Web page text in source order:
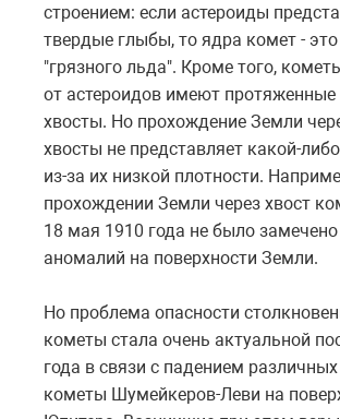
строением: если астероиды
твердые глыбы, то ядра комет -
"грязного льда". Кроме того,
от астероидов имеют протяженные
хвосты. Но прохождение Земли
хвосты не представляет какой-
из-за их низкой плотности.
прохождении Земли через хвост
18 мая 1910 года не было
аномалий на поверхности Земли.
Но проблема опасности
кометы стала очень актуальной
года в связи с падением различных
кометы Шумейкеров-Леви на